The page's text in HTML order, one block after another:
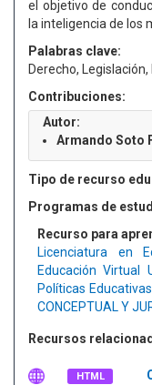
el objetivo de
la inteligencia de los
Palabras clave:
Derecho, Legislación,
Contribuciones:
Autor:
Armando Soto
Tipo de recurso
Programas de
Recurso para
Licenciatura en
Educación Virtual
Políticas Educativas
CONCEPTUAL Y
Recursos
HTML